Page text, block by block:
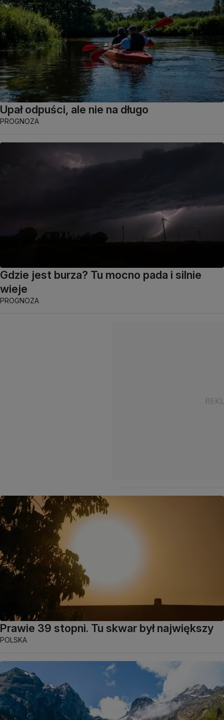
Upał odpuści, ale nie na długo
PROGNOZA
Gdzie jest burza? Tu mocno pada i silnie
wieje
PROGNOZA
Prawie 39 stopni. Tu skwar był największy
POLSKA